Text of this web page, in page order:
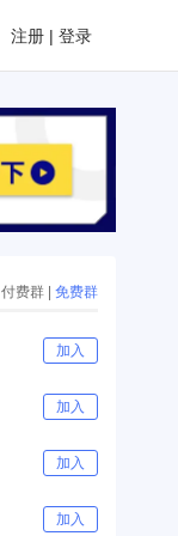
注册 | 登录
付费群 | 免费群
加入
加入
加入
加入